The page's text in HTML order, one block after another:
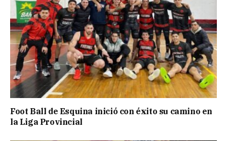
Foot Ball de Esquina inició con éxito su camino en
la Liga Provincial